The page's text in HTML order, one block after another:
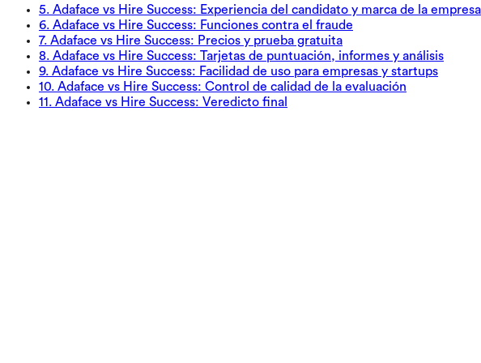
5. Adaface vs Hire Success: Experiencia del candidato y marca de la empresa
6. Adaface vs Hire Success: Funciones contra el fraude
7. Adaface vs Hire Success: Precios y prueba gratuita
8. Adaface vs Hire Success: Tarjetas de puntuación, informes y análisis
9. Adaface vs Hire Success: Facilidad de uso para empresas y startups
10. Adaface vs Hire Success: Control de calidad de la evaluación
11 . Adaface vs Hire Success: Veredicto final